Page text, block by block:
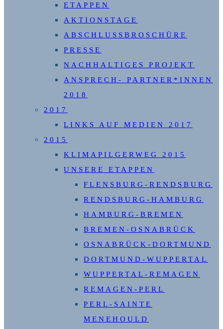
ETAPPEN
AKTIONSTAGE
ABSCHLUSSBROSCHÜRE
PRESSE
NACHHALTIGES PROJEKT
ANSPRECH- PARTNER*INNEN
2018
2017
LINKS AUF MEDIEN 2017
2015
KLIMAPILGERWEG 2015
UNSERE ETAPPEN
FLENSBURG-RENDSBURG
RENDSBURG-HAMBURG
HAMBURG-BREMEN
BREMEN-OSNABRÜCK
OSNABRÜCK-DORTMUND
DORTMUND-WUPPERTAL
WUPPERTAL-REMAGEN
REMAGEN-PERL
PERL-SAINTE
MENEHOULD